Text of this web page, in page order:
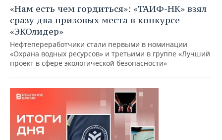
«Нам есть чем гордиться»: «ТАИФ-НК» взял
сразу два призовых места в конкурсе
«ЭКОлидер»
Нефтепереработчики стали первыми в номинации
«Охрана водных ресурсов» и третьими в группе «Лучший
проект в сфере экологической безопасности»